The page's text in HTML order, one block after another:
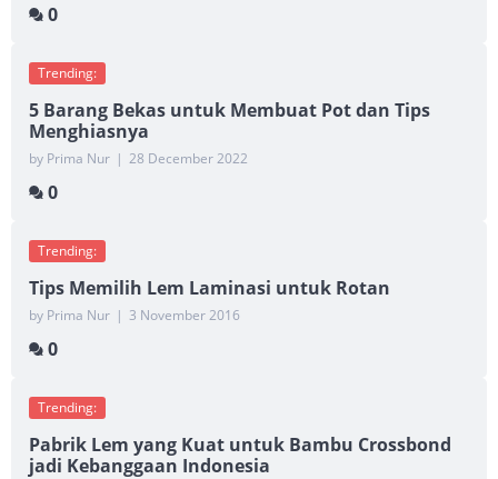
0
Trending:
5 Barang Bekas untuk Membuat Pot dan Tips
Menghiasnya
by Prima Nur | 28 December 2022
0
Trending:
Tips Memilih Lem Laminasi untuk Rotan
by Prima Nur | 3 November 2016
0
Trending:
Pabrik Lem yang Kuat untuk Bambu Crossbond
jadi Kebanggaan Indonesia